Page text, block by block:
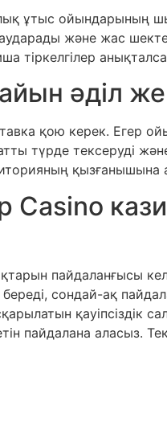
ұтыс ойындарының
және жас
әділ
қою керек.
түрде тексеруді
қызғанышына
Casino
пайдаланғысы
сондай-ақ
қауіпсіздік
пайдалана аласыз.